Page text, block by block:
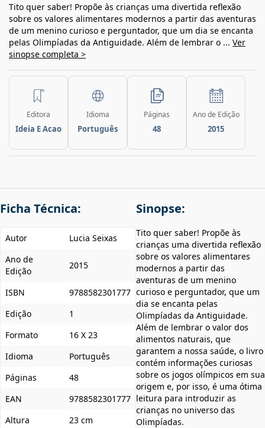
Tito quer saber! Propõe às crianças uma divertida reflexão
sobre os valores alimentares modernos a partir das aventuras
de um menino curioso e perguntador, que um dia se encanta
pelas Olimpíadas da Antiguidade. Além de lembrar o ... Ver
sinopse completa >
Editora
Ideia E Acao
Idioma
Português
Páginas
48
Ano de Edição
2015
Ficha Técnica:
Autor
Lucia Seixas
Ano de
Edição
2015
ISBN
9788582301777
Edição
1
Formato
16 X 23
Idioma
Português
Páginas
48
EAN
9788582301777
Altura
23 cm
Sinopse:
Tito quer saber! Propõe às
crianças uma divertida reflexão
sobre os valores alimentares
modernos a partir das
aventuras de um menino
curioso e perguntador, que um
dia se encanta pelas
Olimpíadas da Antiguidade.
Além de lembrar o valor dos
alimentos naturais, que
garantem a nossa saúde, o livro
contém informações curiosas
sobre os jogos olímpicos em sua
origem e, por isso, é uma ótima
leitura para introduzir as
crianças no universo das
Olimpíadas.